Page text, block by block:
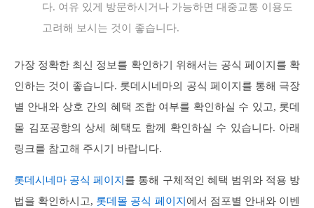
다. 여유 있게 방문하시거나 가능하면 대중교통 이용도
고려해 보시는 것이 좋습니다.
가장 정확한 최신 정보를 확인하기 위해서는 공식 페이지를 확
인하는 것이 좋습니다. 롯데시네마의 공식 페이지를 통해 극장
별 안내와 상호 간의 혜택 조합 여부를 확인하실 수 있고, 롯데
몰 김포공항의 상세 혜택도 함께 확인하실 수 있습니다. 아래
링크를 참고해 주시기 바랍니다.
롯데시네마 공식 페이지 를 통해 구체적인 혜택 범위와 적용 방
법을 확인하시고, 롯데몰 공식 페이지 에서 점포별 안내와 이벤